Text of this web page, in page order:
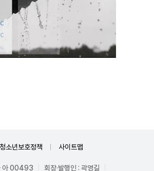
청소년보호정책 사이트맵
아 00493 회장·발행인 : 곽영길